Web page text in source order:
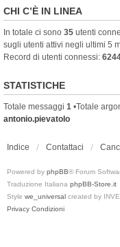
CHI C’È IN LINEA
In totale ci sono 35 utenti
sugli utenti attivi negli ultimi 5
Record di utenti connessi:
STATISTICHE
Totale messaggi 1 •Totale
antonio.pievatolo
Indice Contattaci
Powered by phpBB® Forum
Traduzione Italiana phpBB-Store.it
Style we_universal created by
Privacy Condizioni